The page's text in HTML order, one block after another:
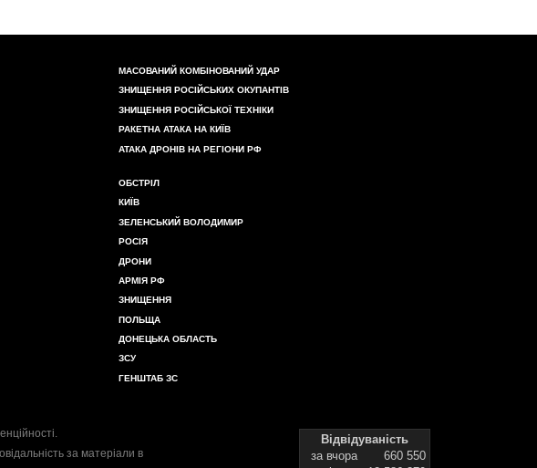
МАСОВАНИЙ КОМБІНОВАНИЙ УДАР
ЗНИЩЕННЯ РОСІЙСЬКИХ ОКУПАНТІВ
ЗНИЩЕННЯ РОСІЙСЬКОЇ ТЕХНІКИ
РАКЕТНА АТАКА НА КИЇВ
АТАКА ДРОНІВ НА РЕГІОНИ РФ
ОБСТРІЛ
КИЇВ
ЗЕЛЕНСЬКИЙ ВОЛОДИМИР
РОСІЯ
ДРОНИ
АРМІЯ РФ
ЗНИЩЕННЯ
ПОЛЬЩА
ДОНЕЦЬКА ОБЛАСТЬ
ЗСУ
ГЕНШТАБ ЗС
.
за матеріали в
Відвідуваність
за вчора
660 550